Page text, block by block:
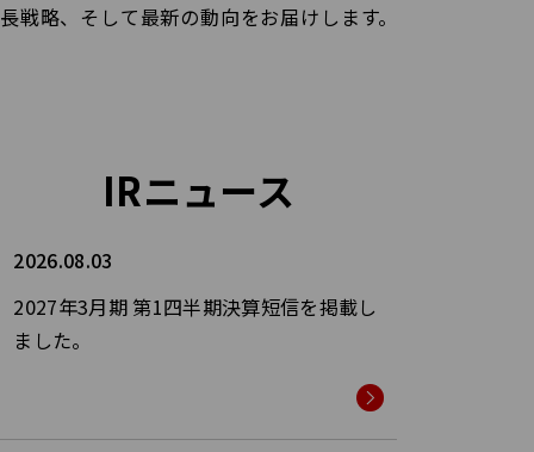
長戦略、そして最新の動向をお届けします。
IRニュース
2026.08.03
2027年3月期 第1四半期決算短信を掲載し
ました。